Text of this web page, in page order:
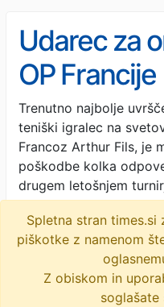
Udarec za
OP Francije
Trenutno najbolje
teniški igralec na
Francoz Arthur Fils, je
poškodbe kolka
drugem letošnjem
Garrosu …
Sportklub · 2M
arthur
Spletna stran times.si
piškotke z namenom
Z obiskom in